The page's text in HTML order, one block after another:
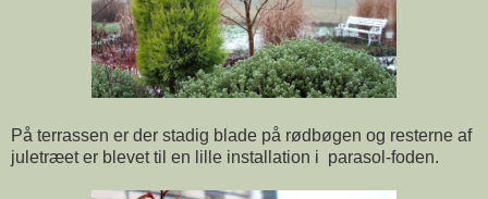
På terrassen er der stadig blade på rødbøgen og resterne af
juletræet er blevet til en lille installation i parasol-foden.